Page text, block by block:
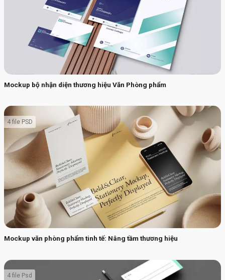
Mockup bộ nhận diện thương hiệu Văn Phòng phẩm
Mockup văn phòng phẩm tinh tế: Nâng tầm thương hiệu
4 file PSD
4 file Psd